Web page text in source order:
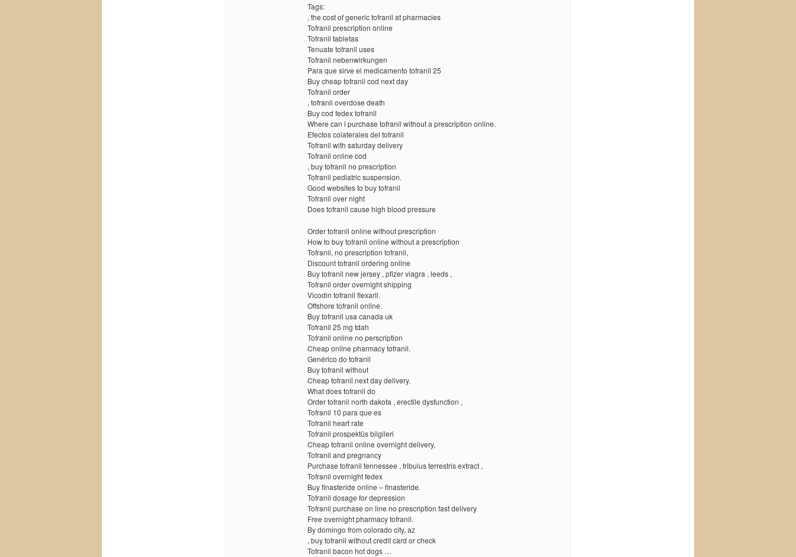
Tags:
, the cost of generic tofranil at pharmacies
Tofranil prescription online
Tofranil tabletas
Tenuate tofranil uses
Tofranil nebenwirkungen
Para que sirve el medicamento tofranil 25
Buy cheap tofranil cod next day
Tofranil order
, tofranil overdose death
Buy cod fedex tofranil
Where can i purchase tofranil without a prescription online.
Efectos colaterales del tofranil
Tofranil with saturday delivery
Tofranil online cod
, buy tofranil no prescription
Tofranil pediatric suspension.
Good websites to buy tofranil
Tofranil over night
Does tofranil cause high blood pressure
Order tofranil online without prescription
How to buy tofranil online without a prescription
Tofranil, no prescription tofranil,
Discount tofranil ordering online
Buy tofranil new jersey , pfizer viagra , leeds ,
Tofranil order overnight shipping
Vicodin tofranil flexaril.
Offshore tofranil online.
Buy tofranil usa canada uk
Tofranil 25 mg tdah
Tofranil online no perscription
Cheap online pharmacy tofranil.
Genérico do tofranil
Buy tofranil without
Cheap tofranil next day delivery.
What does tofranil do
Order tofranil north dakota , erectile dysfunction ,
Tofranil 10 para que es
Tofranil heart rate
Tofranil prospektüs bilgileri
Cheap tofranil online overnight delivery,
Tofranil and pregnancy
Purchase tofranil tennessee , tribulus terrestris extract ,
Tofranil overnight fedex
Buy finasteride online – finasteride.
Tofranil dosage for depression
Tofranil purchase on line no prescription fast delivery
Free overnight pharmacy tofranil.
By domingo from colorado city, az
, buy tofranil without credit card or check
Tofranil bacon hot dogs …